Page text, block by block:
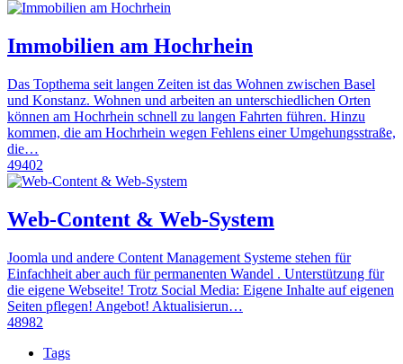
Immobilien am Hochrhein
Das Topthema seit langen Zeiten ist das Wohnen zwischen Basel
und Konstanz. Wohnen und arbeiten an unterschiedlichen Orten
können am Hochrhein schnell zu langen Fahrten führen. Hinzu
kommen, die am Hochrhein wegen Fehlens einer Umgehungsstraße,
die…
49402
Web-Content & Web-System
Joomla und andere Content Management Systeme stehen für
Einfachheit aber auch für permanenten Wandel . Unterstützung für
die eigene Webseite! Trotz Social Media: Eigene Inhalte auf eigenen
Seiten pflegen! Angebot! Aktualisierun…
48982
Tags